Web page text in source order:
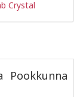
Crystal